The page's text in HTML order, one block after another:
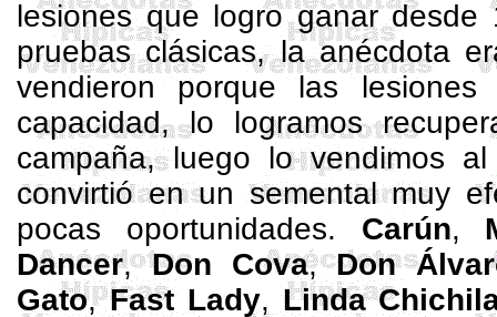
lesiones que logro ganar desde
pruebas clásicas, la anécdota
vendieron porque las
capacidad, lo logramos
campaña, luego lo vendimos
convirtió en un semental muy
pocas oportunidades. Carún,
Dancer,Don Cova,Don
Gato,Fast Lady,Linda